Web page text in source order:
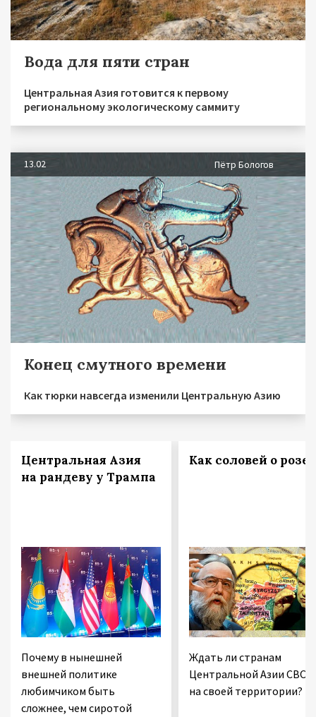
Вода для пяти стран
Центральная Азия готовится к первому
региональному экологическому саммиту
13.02 Пётр Бологов
Конец смутного времени
Как тюрки навсегда изменили Центральную Азию
Центральная Азия
на рандеву у Трампа
Почему в нынешней
внешней политике
любимчиком быть
сложнее, чем сиротой
Как соловей о розе
Ждать ли странам
Центральной Азии СВО
на своей территории?